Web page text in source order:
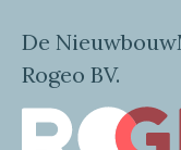
De
Rogeo BV.